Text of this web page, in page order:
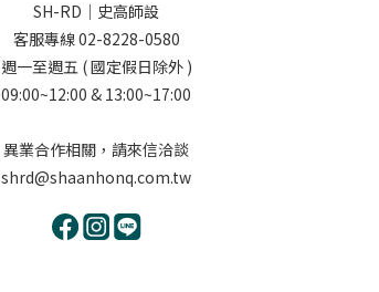
SH-RD｜史高師設
客服專線 02-8228-0580
週一至週五 ( 國定假日除外 )
09:00~12:00 & 13:00~17:00
異業合作相關，請來信洽談
shrd@shaanhonq.com.tw